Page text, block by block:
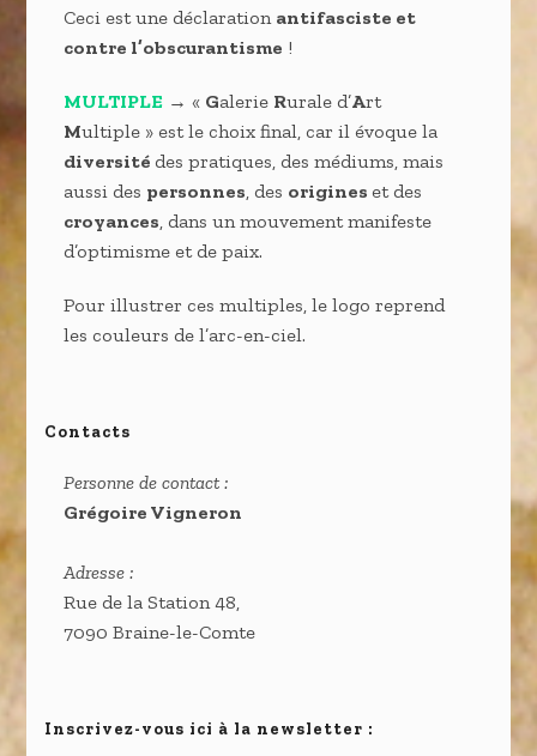
Ceci est une déclaration antifasciste et
contre l’obscurantisme !
MULTIPLE → « Galerie Rurale d’Art
Multiple » est le choix final, car il évoque la
diversitédes pratiques, des médiums, mais
aussi des personnes, des origineset des
croyances, dans un mouvement manifeste
d’optimisme et de paix.
Pour illustrer ces multiples, le logo reprend
les couleurs de l’arc-en-ciel.
Contacts
Personne de contact :
Grégoire Vigneron
Adresse :
Rue de la Station 48,
7090 Braine-le-Comte
Inscrivez-vous ici à la newsletter :